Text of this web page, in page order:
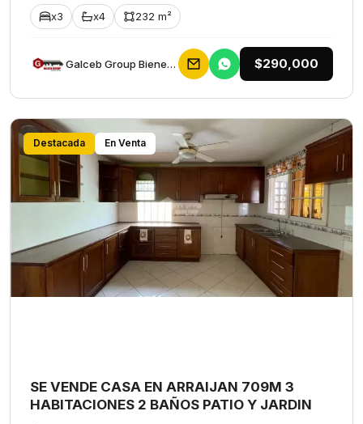
x3 x4 232 m²
Galceb Group Bienes Raices $290,000
Destacada En Venta
SE VENDE CASA EN ARRAIJAN 709M 3
HABITACIONES 2 BAÑOS PATIO Y JARDIN